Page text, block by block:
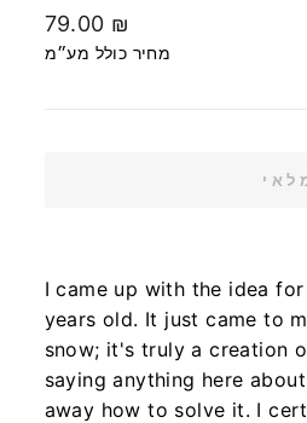
מחיר
רגיל
79.00 ₪
מחיר כולל מע״מ
I came up with the idea
years old. It just came to
snow; it's truly a creation
saying anything here
away how to solve it. I